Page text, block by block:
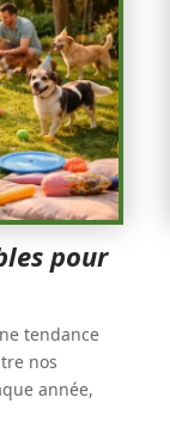
pour
tendance
nos
année,